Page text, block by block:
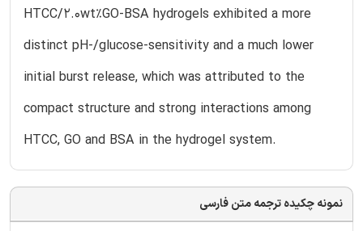
HTCC/2.0wt%GO-BSA hydrogels exhibited a more
distinct pH-/glucose-sensitivity and a much lower
initial burst release, which was attributed to the
compact structure and strong interactions among
HTCC, GO and BSA in the hydrogel system.
نمونه چکیده ترجمه متن فارسی